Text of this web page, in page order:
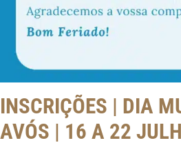
INSCRIÇÕES | DIA
AVÓS | 16 A 22